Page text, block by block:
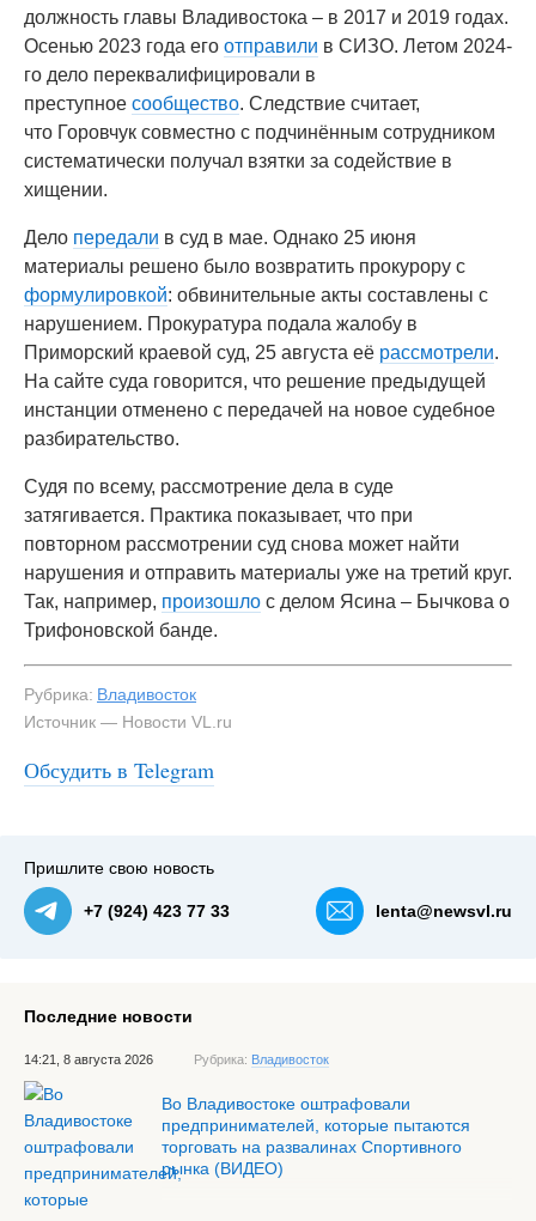
должность главы Владивостока – в 2017 и 2019 годах.
Осенью 2023 года его отправили в СИЗО. Летом 2024-
го дело переквалифицировали в
преступное сообщество. Следствие считает,
что Горовчук совместно с подчинённым сотрудником
систематически получал взятки за содействие в
хищении.
Дело передали в суд в мае. Однако 25 июня
материалы решено было возвратить прокурору с
формулировкой: обвинительные акты составлены с
нарушением. Прокуратура подала жалобу в
Приморский краевой суд, 25 августа её рассмотрели.
На сайте суда говорится, что решение предыдущей
инстанции отменено с передачей на новое судебное
разбирательство.
Судя по всему, рассмотрение дела в суде
затягивается. Практика показывает, что при
повторном рассмотрении суд снова может найти
нарушения и отправить материалы уже на третий круг.
Так, например, произошло с делом Ясина – Бычкова о
Трифоновской банде.
Рубрика: Владивосток
Источник — Новости VL.ru
Обсудить в Telegram
Пришлите свою новость
+7 (924) 423 77 33 lenta@newsvl.ru
Последние новости
14:21, 8 августа 2026 Рубрика: Владивосток
Во Владивостоке оштрафовали
предпринимателей, которые пытаются
торговать на развалинах Спортивного
рынка (ВИДЕО)